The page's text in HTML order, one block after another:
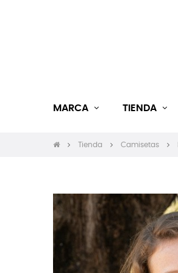
MARCA TIENDA
Tienda Camisetas